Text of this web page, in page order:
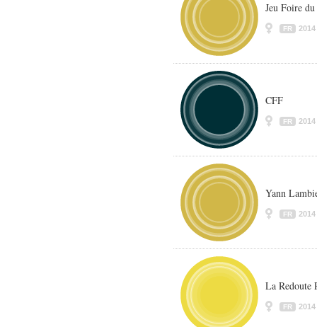
Jeu Foire
FR 2014
CFF
FR 2014
Yann
FR 2014
La Redoute
FR 2014